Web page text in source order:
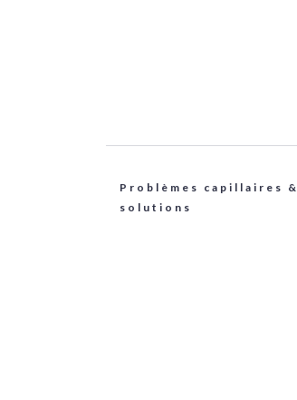
Problèmes capillaires &
solutions